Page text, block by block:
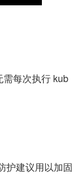
每次执行 kub
护建议用以加固